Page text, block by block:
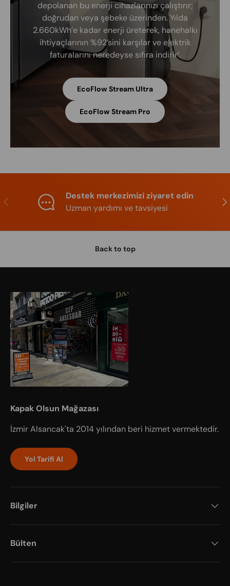
depolanan bu enerji cihazlarınızı çalıştırır;
doğrudan veya şebeke üzerinden. Yılda
2.660kWh’e kadar enerji üreterek, hanehalkı
ihtiyaçlarının %92’sini karşılar ve elektrik
faturalarını neredeyse sıfıra indirir¹.
EcoFlow Stream Ultra
EcoFlow Stream Pro
Previous
Destek merkezimizi ziyaret edin
Uzman yardımı ve tavsiyesi
Back to top
Kapak Olsun Mağazası
İzmir Alsancak'ta 2014 yılından beri hizmet vermektedir.
Yol Tarifi Al
Bilgiler
Bülten